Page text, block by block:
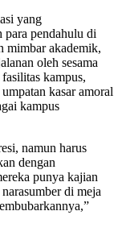
yang
para pendahulu di
mimbar akademik,
oleh sesama
kampus,
kasar amoral
kampus
namun harus
dengan
punya kajian
di meja